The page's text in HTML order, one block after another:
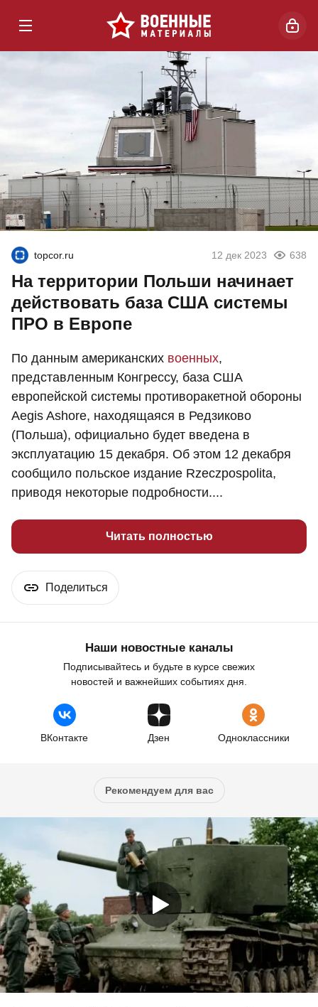
topcor.ru 12 дек 2023 638
На территории Польши начинает
действовать база США системы
ПРО в Европе
По данным американских военных,
представленным Конгрессу, база США
европейской системы противоракетной обороны
Aegis Ashore, находящаяся в Редзиково
(Польша), официально будет введена в
эксплуатацию 15 декабря. Об этом 12 декабря
сообщило польское издание Rzeczpospolita,
приводя некоторые подробности....
Читать полностью
Поделиться
Наши новостные каналы
Подписывайтесь и будьте в курсе свежих
новостей и важнейших событиях дня.
ВКонтакте Дзен Одноклассники
Рекомендуем для вас